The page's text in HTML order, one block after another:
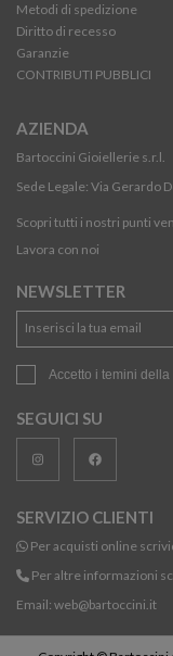
Metodi di spedizione
Diritto di recesso
Garanzie
CONTRIBUTI PUBBLICI
AZIENDA
Bartoccini Gioiellerie s.r.l.
Sede Legale: Via Gerardo
Scopri tutti i nostri punti
Lavora con noi
NEWSLETTER
Accetto i temini della
SEGUICI SU
SERVIZIO CLIENTI
Per acquisti online
Per altre informazioni
Email: web@bartoccini.it